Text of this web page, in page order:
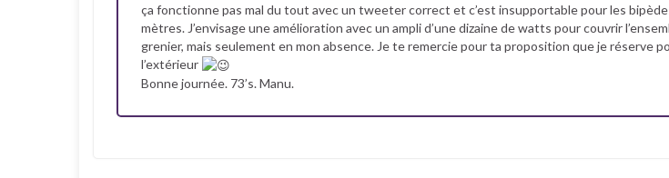
ça fonctionne pas mal du tout avec un tweeter correct et c’est insupportable pour les
mètres. J’envisage une amélioration avec un ampli d’une dizaine de watts pour couvrir
grenier, mais seulement en mon absence. Je te remercie pour ta proposition que je réserve
l’extérieur
Bonne journée. 73’s. Manu.